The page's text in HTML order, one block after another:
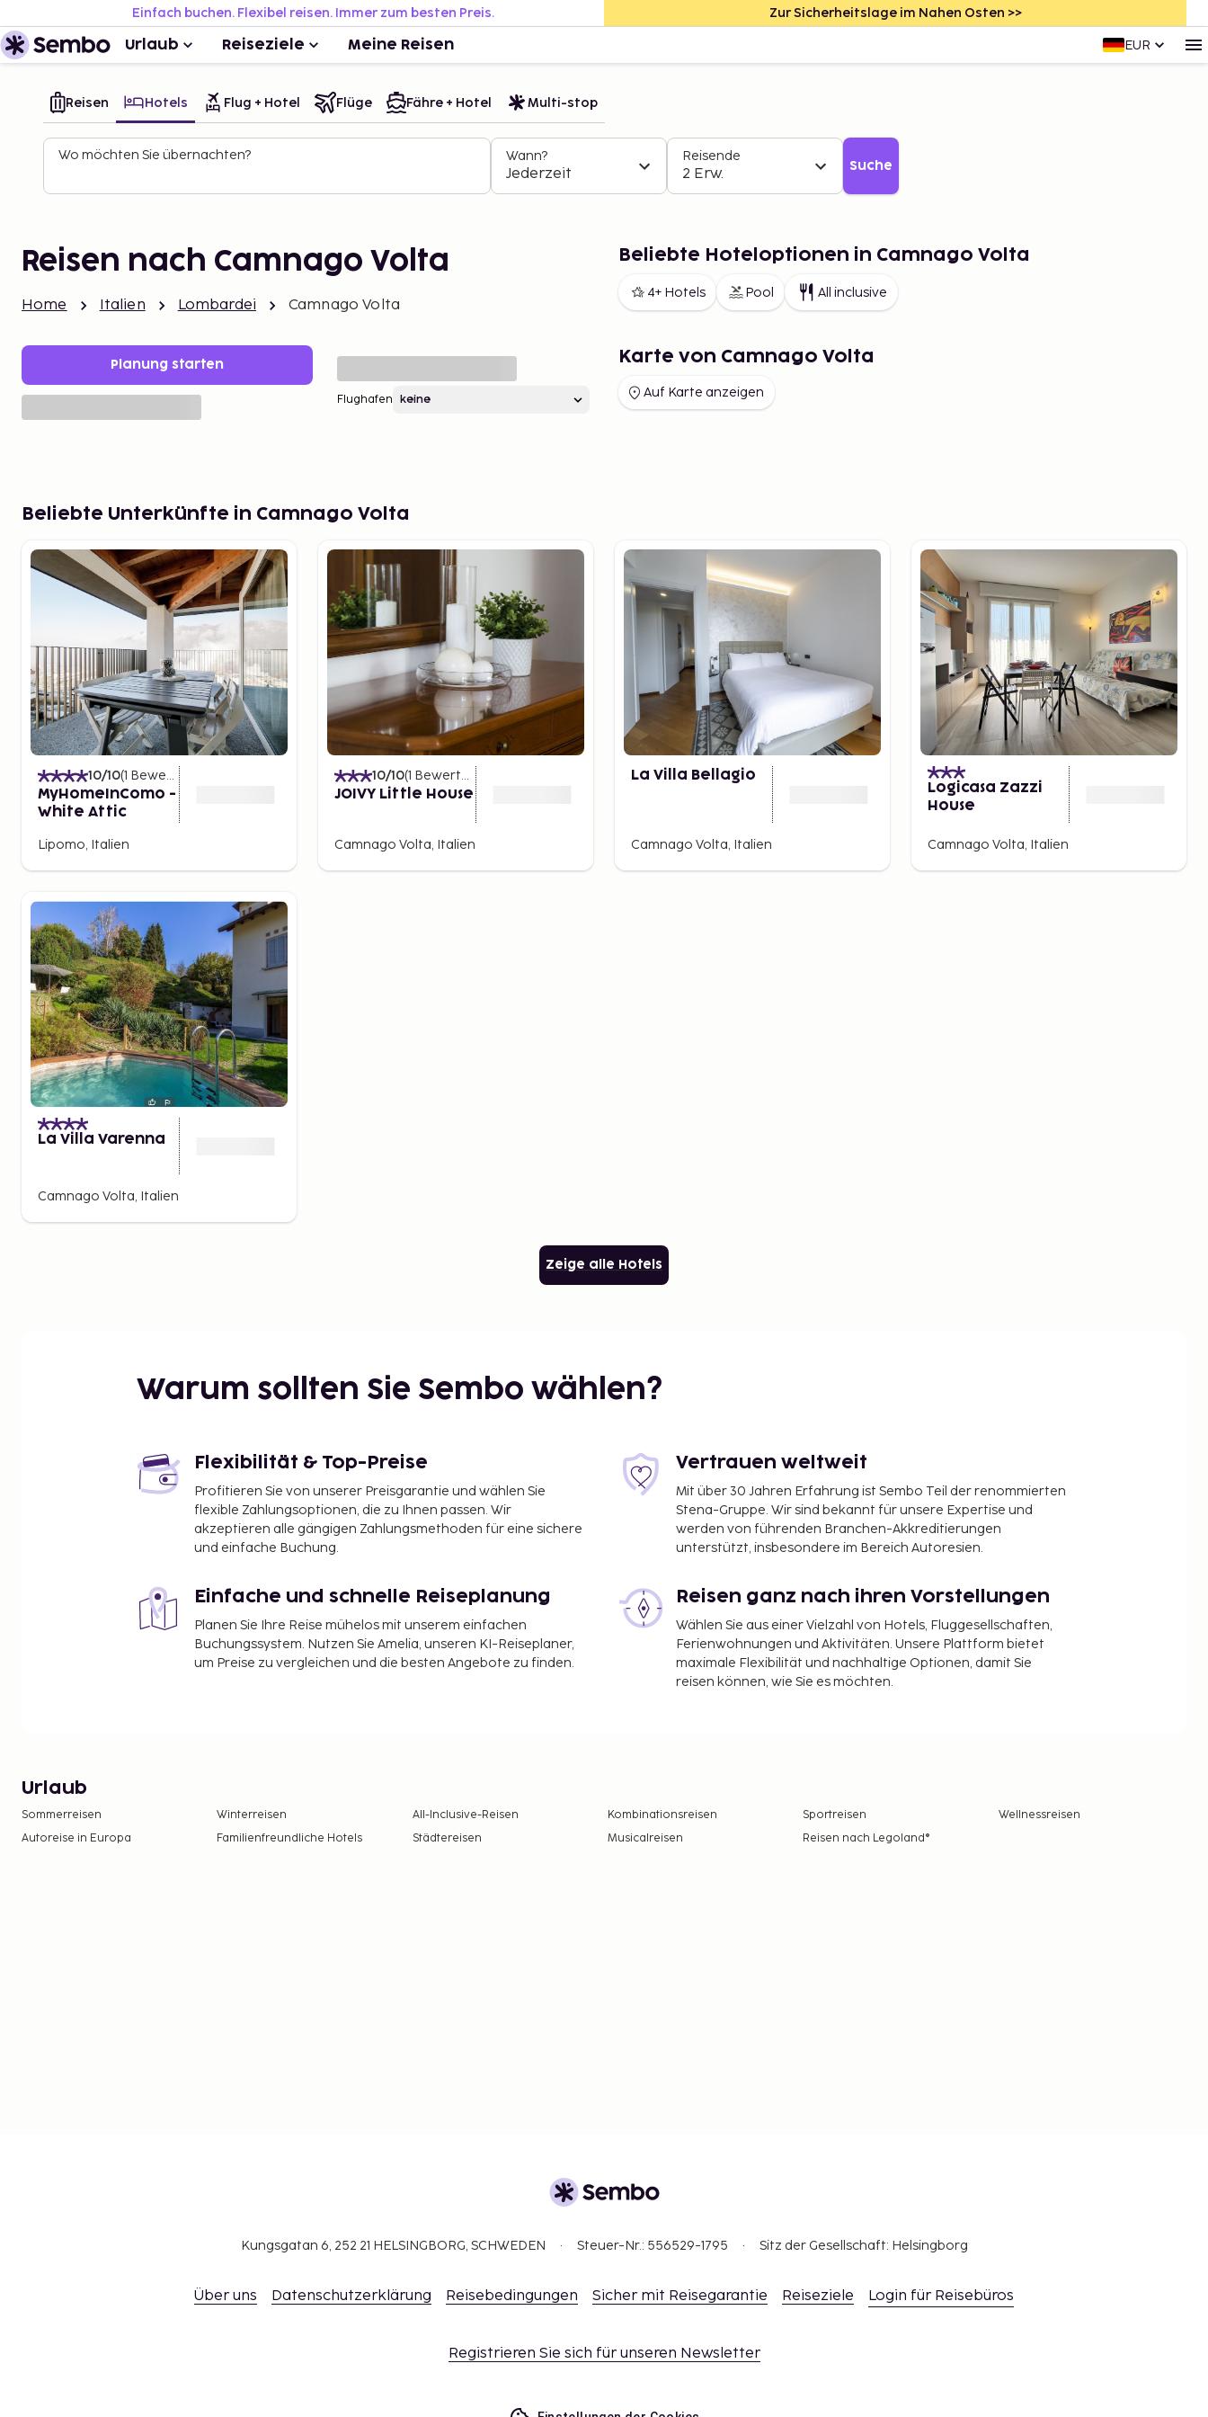
Einfach buchen. Flexibel reisen. Immer zum besten Preis. Zur Sicherheitslage im Nahen Osten >>
Urlaub Reiseziele Meine Reisen EUR
Reisen Hotels Flug + Hotel Flüge Fähre + Hotel Multi-stop
Wo möchten Sie übernachten? Wann?
Jederzeit
Reisende
2 Erw. Suche
Reisen nach Camnago Volta
Home Italien Lombardei Camnago Volta
Planung starten
Flughafen
Beliebte Hoteloptionen in Camnago Volta
4+ Hotels Pool All inclusive
Karte von Camnago Volta
Auf Karte anzeigen
Beliebte Unterkünfte in Camnago Volta
10/10(1 Bewertungen
MyHomeInComo -
White Attic
Lipomo, Italien
10/10(1 Bewertungen
JOIVY Little House
Camnago Volta, Italien
La Villa Bellagio
Camnago Volta, Italien
Logicasa Zazzi
House
Camnago Volta, Italien
La Villa Varenna
Camnago Volta, Italien
Zeige alle Hotels
Warum sollten Sie Sembo wählen?
Flexibilität & Top-Preise
Profitieren Sie von unserer Preisgarantie und wählen Sie
flexible Zahlungsoptionen, die zu Ihnen passen. Wir
akzeptieren alle gängigen Zahlungsmethoden für eine sichere
und einfache Buchung.
Vertrauen weltweit
Mit über 30 Jahren Erfahrung ist Sembo Teil der renommierten
Stena-Gruppe. Wir sind bekannt für unsere Expertise und
werden von führenden Branchen-Akkreditierungen
unterstützt, insbesondere im Bereich Autoresien.
Einfache und schnelle Reiseplanung
Planen Sie Ihre Reise mühelos mit unserem einfachen
Buchungssystem. Nutzen Sie Amelia, unseren KI-Reiseplaner,
um Preise zu vergleichen und die besten Angebote zu finden.
Reisen ganz nach ihren Vorstellungen
Wählen Sie aus einer Vielzahl von Hotels, Fluggesellschaften,
Ferienwohnungen und Aktivitäten. Unsere Plattform bietet
maximale Flexibilität und nachhaltige Optionen, damit Sie
reisen können, wie Sie es möchten.
Urlaub
Sommerreisen Winterreisen All-Inclusive-Reisen Kombinationsreisen Sportreisen
Wellnessreisen
Autoreise in Europa
Familienfreundliche Hotels Städtereisen Musicalreisen Reisen nach Legoland®
Kungsgatan 6, 252 21 HELSINGBORG, SCHWEDEN Steuer-Nr.: 556529-1795 Sitz der Gesellschaft: Helsingborg
Über uns Datenschutzerklärung Reisebedingungen Sicher mit Reisegarantie Reiseziele Login für Reisebüros
Registrieren Sie sich für unseren Newsletter